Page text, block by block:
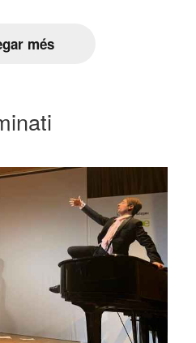
més